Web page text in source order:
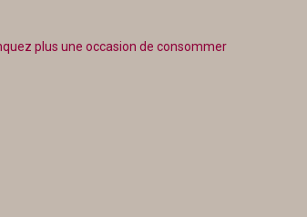
plus une occasion de consommer